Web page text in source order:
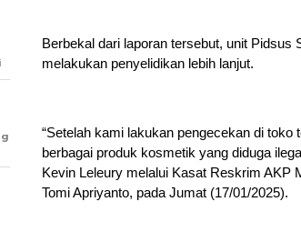
Berbekal dari laporan tersebut, unit
melakukan penyelidikan lebih lanjut.
“Setelah kami lakukan pengecekan di
berbagai produk kosmetik yang diduga
Kevin Leleury melalui Kasat Reskrim AKP
Tomi Apriyanto, pada Jumat (17/01/2025).